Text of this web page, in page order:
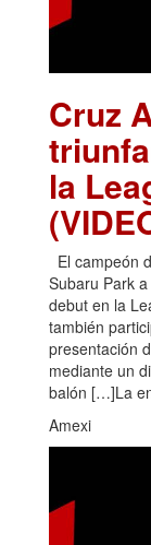
Cruz
la
El campeón
Subaru Park
debut en la
también
presentación
mediante un
balón […]La
Amexi